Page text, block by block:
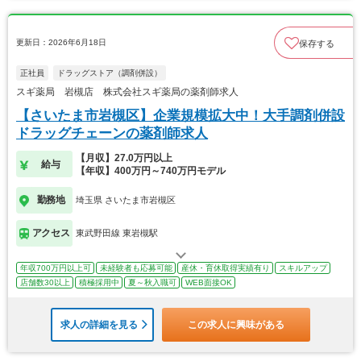
更新日：2026年6月18日 保存する
正社員 ドラッグストア（調剤併設）
スギ薬局 岩槻店 株式会社スギ薬局の薬剤師求人
【さいたま市岩槻区】企業規模拡大中！大手調剤併設
ドラッグチェーンの薬剤師求人
給与
【月収】27.0万円以上
【年収】400万円～740万円モデル
勤務地 埼玉県 さいたま市岩槻区
アクセス 東武野田線 東岩槻駅
年収700万円以上可 未経験者も応募可能 産休・育休取得実績有り
スキルアップ
店舗数30以上
積極採用中 夏～秋入職可 WEB面接OK
求人の詳細を見る この求人に興味がある